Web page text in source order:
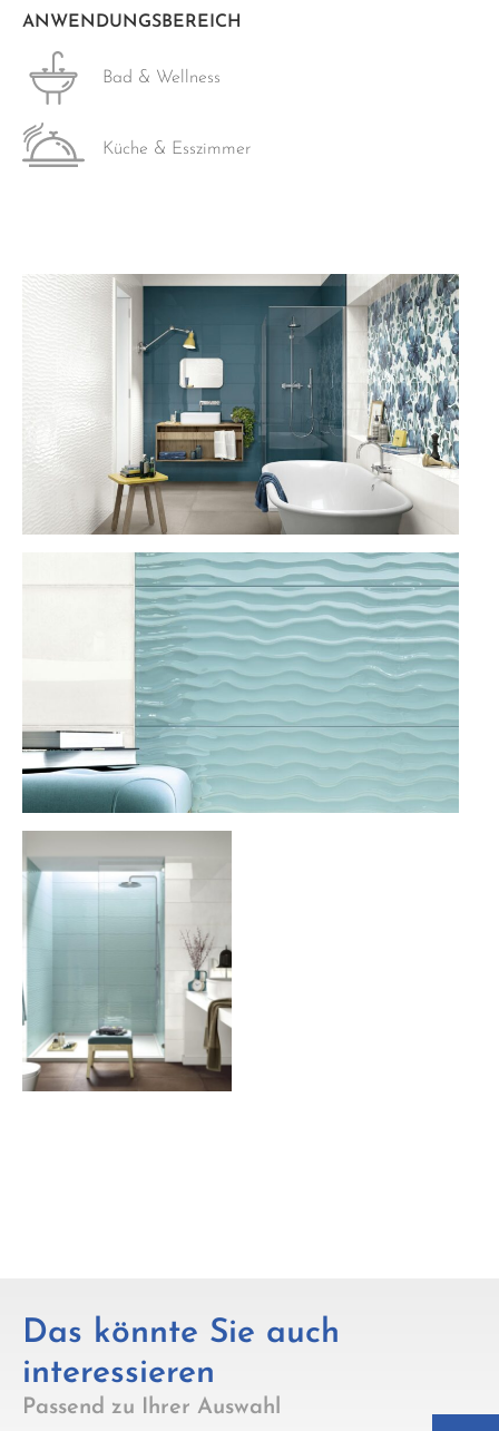
ANWENDUNGSBEREICH
Bad & Wellness
Küche & Esszimmer
Das könnte Sie auch
interessieren